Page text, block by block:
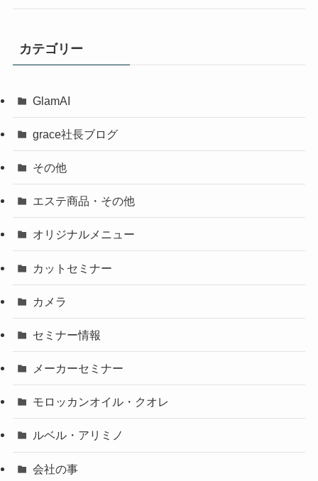
カテゴリー
GlamAI
grace社長ブログ
その他
エステ商品・その他
オリジナルメニュー
カットセミナー
カメラ
セミナー情報
メーカーセミナー
モロッカンオイル・クオレ
ルベル・アリミノ
会社の事